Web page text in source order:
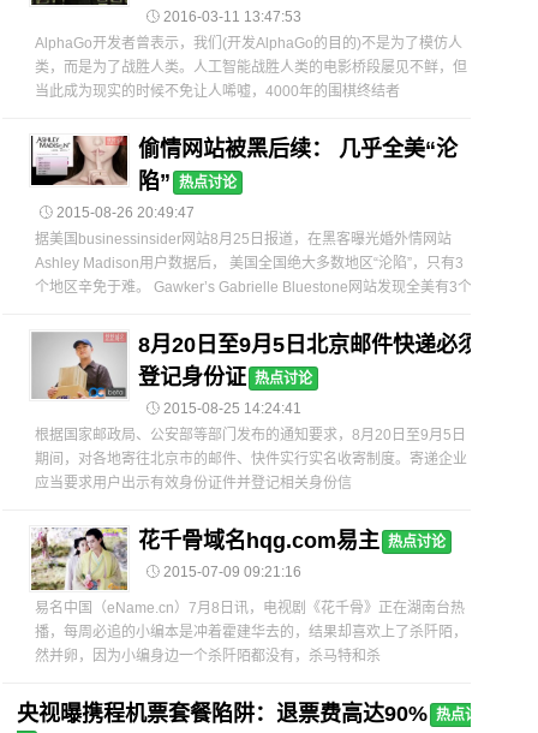
 2016-03-11 13:47:53
AlphaGo开发者曾表示，我们(开发AlphaGo的目的)不是为了模仿人
类，而是为了战胜人类。人工智能战胜人类的电影桥段屡见不鲜，但
当此成为现实的时候不免让人唏嘘，4000年的围棋终结者
偷情网站被黑后续： 几乎全美“沦
陷” 热点讨论
 2015-08-26 20:49:47
据美国businessinsider网站8月25日报道，在黑客曝光婚外情网站
Ashley Madison用户数据后， 美国全国绝大多数地区“沦陷”，只有3
个地区辛免于难。 Gawker’s Gabrielle Bluestone网站发现全美有3个
8月20日至9月5日北京邮件快递必须
登记身份证 热点讨论
 2015-08-25 14:24:41
根据国家邮政局、公安部等部门发布的通知要求，8月20日至9月5日
期间，对各地寄往北京市的邮件、快件实行实名收寄制度。寄递企业
应当要求用户出示有效身份证件并登记相关身份信
花千骨域名hqg.com易主 热点讨论
 2015-07-09 09:21:16
易名中国（eName.cn）7月8日讯，电视剧《花千骨》正在湖南台热
播，每周必追的小编本是冲着霍建华去的，结果却喜欢上了杀阡陌，
然并卵，因为小编身边一个杀阡陌都没有，杀马特和杀
央视曝携程机票套餐陷阱：退票费高达90% 热点讨